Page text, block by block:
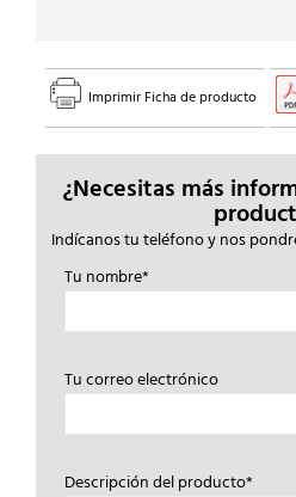
Imprimir Ficha de producto
¿Necesitas más
Indícanos tu teléfono y nos
Tu nombre*
Tu correo electrónico
Descripción del producto*